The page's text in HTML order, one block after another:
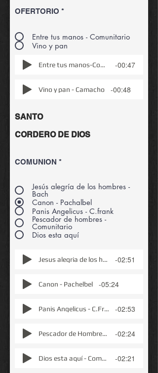
OFERTORIO *
Entre tus manos - Comunitario
Vino y pan
Entre tus manos-Comunitario -00:47
Vino y pan - Camacho -00:48
SANTO
CORDERO DE DIOS
COMUNION *
Jesús alegría de los hombres -
Bach
Canon - Pachalbel
Panis Angelicus - C.frank
Pescador de hombres -
Comunitario
Dios esta aquí
Jesus alegria de los hombres -(J. S. -02:51
Canon - Pachelbel -05:24
Panis Angelicus - C.Frank -02:53
Pescador de Hombres-Comunitario -02:24
Dios esta aquí - Comunitario -02:21